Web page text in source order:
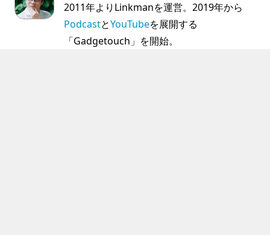
2011年よりLinkmanを運営。2019年から
PodcastとYouTubeを展開する
「Gadgetouch」を開始。